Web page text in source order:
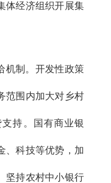
体经济组织开展集
机制。开发性政策
范围内加大对乡村
持。国有商业银
、科技等优势，加
坚持农村中小银行